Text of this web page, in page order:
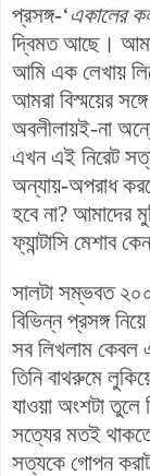
প্রসঙ্গ-‘একালের
দ্বিমত আছে।
আমি এক লেখায়
আমরা বিস্ময়ের
অবলীলায়ই-না
এখন এই নিরেট
অন্যায়-অপরাধ
হবে না? আমাদের
ফ্যান্টাসি মেশাব
সালটা সম্ভবত
বিভিন্ন প্রসঙ্গ
সব লিখলাম কেবল
তিনি বাথরুমে
যাওয়া অংশটা
সত্যের মতই
সত্যকে গোপন